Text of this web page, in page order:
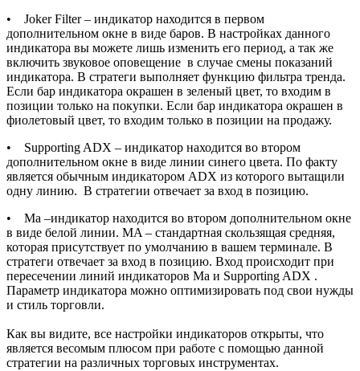
• Joker Filter – индикатор находится в первом
дополнительном окне в виде баров. В настройках данного
индикатора вы можете лишь изменить его период, а так же
включить звуковое оповещение в случае смены показаний
индикатора. В стратеги выполняет функцию фильтра тренда.
Если бар индикатора окрашен в зеленый цвет, то входим в
позиции только на покупки. Если бар индикатора окрашен в
фиолетовый цвет, то входим только в позиции на продажу.
• Supporting ADX – индикатор находится во втором
дополнительном окне в виде линии синего цвета. По факту
является обычным индикатором ADX из которого вытащили
одну линию. В стратегии отвечает за вход в позицию.
• Ma –индикатор находится во втором дополнительном окне
в виде белой линии. МA – стандартная скользящая средняя,
которая присутствует по умолчанию в вашем терминале. В
стратеги отвечает за вход в позицию. Вход происходит при
пересечении линий индикаторов Ma и Supporting ADX .
Параметр индикатора можно оптимизировать под свои нужды
и стиль торговли.
Как вы видите, все настройки индикаторов открыты, что
является весомым плюсом при работе с помощью данной
стратегии на различных торговых инструментах.